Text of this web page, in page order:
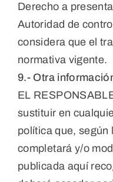
Derecho a
Autoridad de
considera que el
normativa vigente.
9.- Otra
EL
sustituir en
política que, según
completará y/o
publicada aquí